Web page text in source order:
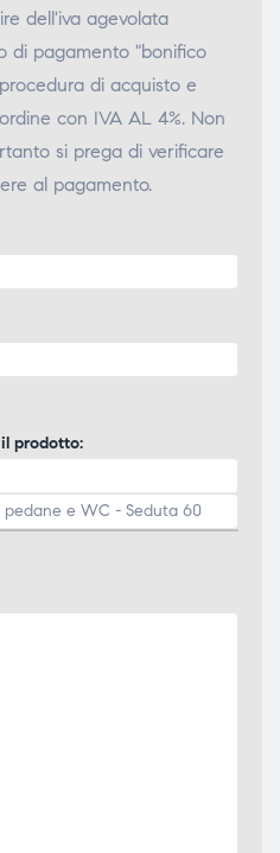
dell'iva agevolata
di pagamento "bonifico
di acquisto e
con IVA AL 4%. Non
si prega di verificare
al pagamento.
prodotto: